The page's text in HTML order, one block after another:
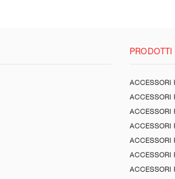
PRODOTTI
ACCESSORI
ACCESSORI
ACCESSORI
ACCESSORI
ACCESSORI
ACCESSORI
ACCESSORI